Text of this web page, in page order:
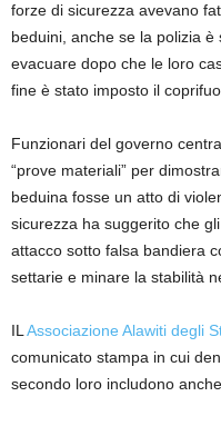
forze di sicurezza avevano
beduini, anche se la polizia
evacuare dopo che le loro
fine è stato imposto il
Funzionari del governo
“prove materiali” per
beduina fosse un atto di
sicurezza ha suggerito che
attacco sotto falsa bandiera
settarie e minare la stabilità
IL Associazione Alawiti degli
comunicato stampa in cui
secondo loro includono